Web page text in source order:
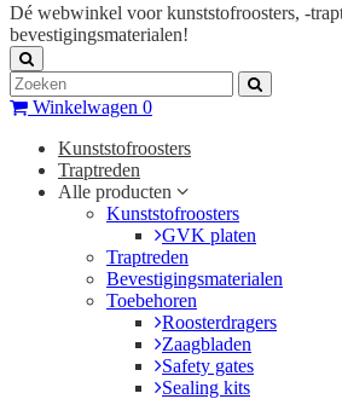
Dé webwinkel voor kunststofroosters, -
bevestigingsmaterialen!
Winkelwagen 0
Kunststofroosters
Traptreden
Alle producten
Kunststofroosters
GVK platen
Traptreden
Bevestigingsmaterialen
Toebehoren
Roosterdragers
Zaagbladen
Safety gates
Sealing kits